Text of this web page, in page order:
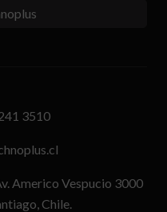
3510
Americo Vespucio 3000
Chile.